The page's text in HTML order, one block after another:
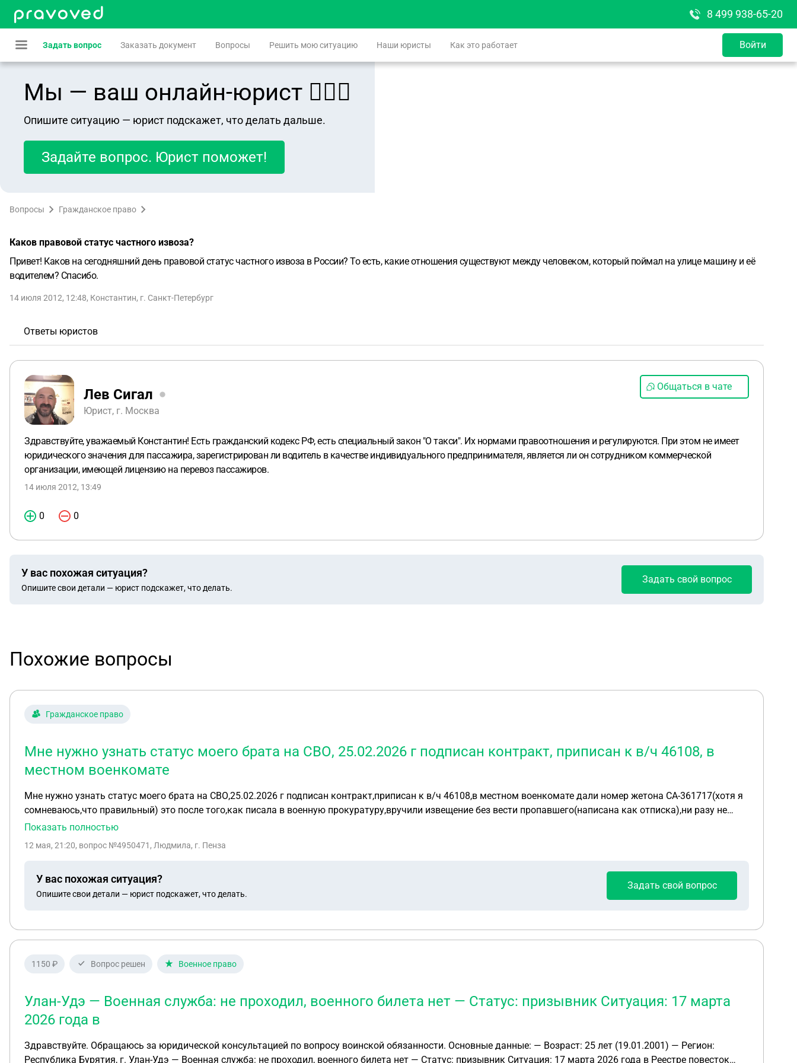
8 499 938-65-20
Задать вопрос Заказать документ Вопросы Решить мою ситуацию Наши юристы Как это работает Войти
Мы — ваш онлайн-юрист 👨🏻‍⚖️
Опишите ситуацию — юрист подскажет, что делать дальше.
Задайте вопрос. Юрист поможет!
Вопросы Гражданское право
Каков правовой статус частного извоза?
Привет! Каков на сегодняшний день правовой статус частного извоза в России? То есть, какие отношения существуют между человеком, который поймал на улице машину и её
водителем? Спасибо.
14 июля 2012, 12:48, Константин, г. Санкт-Петербург
Ответы юристов
Лев Сигал
Юрист, г. Москва
Общаться в чате
Здравствуйте, уважаемый Константин! Есть гражданский кодекс РФ, есть специальный закон "О такси". Их нормами правоотношения и регулируются. При этом не имеет
юридического значения для пассажира, зарегистрирован ли водитель в качестве индивидуального предпринимателя, является ли он сотрудником коммерческой
организации, имеющей лицензию на перевоз пассажиров.
14 июля 2012, 13:49
0 0
У вас похожая ситуация?
Опишите свои детали — юрист подскажет, что делать.
Задать свой вопрос
Похожие вопросы
Гражданское право
Мне нужно узнать статус моего брата на СВО, 25.02.2026 г подписан контракт, приписан к в/ч 46108, в
местном военкомате
Мне нужно узнать статус моего брата на СВО,25.02.2026 г подписан контракт,приписан к в/ч 46108,в местном военкомате дали номер жетона СА-361717(хотя я
сомневаюсь,что правильный) это после того,как писала в военную прокуратуру,вручили извещение без вести пропавшего(написана как отписка),ни разу не
выходил на контакт(прошло больше двух месяцев),проверяли его статус,ничего не найдено.
Показать полностью
12 мая, 21:20, вопрос №4950471, Людмила, г. Пенза
У вас похожая ситуация?
Опишите свои детали — юрист подскажет, что делать.
Задать свой вопрос
1150 ₽ Вопрос решен Военное право
Улан-Удэ — Военная служба: не проходил, военного билета нет — Статус: призывник Ситуация: 17 марта
2026 года в
Здравствуйте. Обращаюсь за юридической консультацией по вопросу воинской обязанности. Основные данные: — Возраст: 25 лет (19.01.2001) — Регион:
Республика Бурятия, г. Улан-Удэ — Военная служба: не проходил, военного билета нет — Статус: призывник Ситуация: 17 марта 2026 года в Реестре повесток